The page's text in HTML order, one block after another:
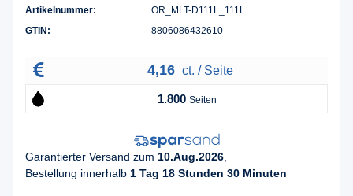
Artikelnummer:
OR_MLT-D111L_111L
GTIN:
8806086432610
4,16 ct. / Seite
1.800 Seiten
Garantierter Versand zum 10.Aug.2026
Bestellung innerhalb 1 Tag 18 Stunden 30 Minuten